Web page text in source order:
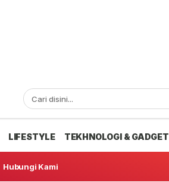
LIFESTYLE TEKHNOLOGI & GADGET
Hubungi Kami